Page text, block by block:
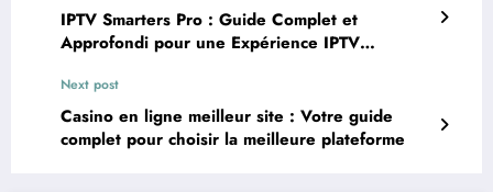
IPTV Smarters Pro : Guide Complet et
Approfondi pour une Expérience IPTV
Next post
Casino en ligne meilleur site : Votre guide
complet pour choisir la meilleure plateforme